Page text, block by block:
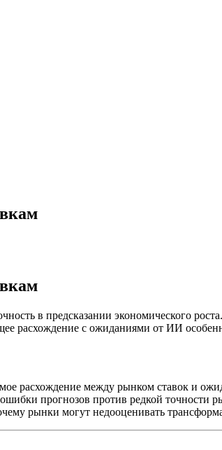
в предсказании экономического
расхождение с ожиданиями от ИИ
расхождение между рынком ставок и
прогнозов против редкой точности
рынки могут недооценивать